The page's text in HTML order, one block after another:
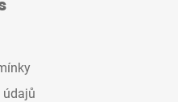
údajů